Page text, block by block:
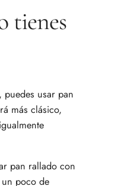
tienes
puedes usar pan
más clásico,
pan rallado con
poco de